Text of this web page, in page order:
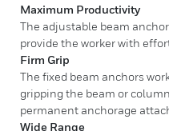
Maximum Productivity
The adjustable beam
provide the worker with
Firm Grip
The fixed beam anchors
gripping the beam or
permanent anchorage
Wide Range